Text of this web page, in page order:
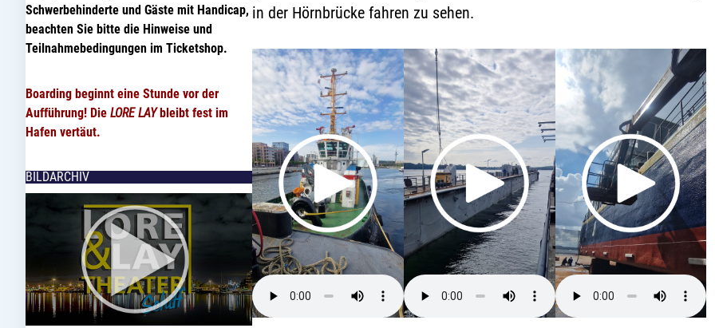
Schwerbehinderte und Gäste mit Handicap,
beachten Sie bitte die Hinweise und
Teilnahmebedingungen im Ticketshop.
Boarding beginnt eine Stunde vor der
Aufführung! Die LORE LAYbleibt fest im
Hafen vertäut.
BILDARCHIV
in der Hörnbrücke fahren zu sehen.